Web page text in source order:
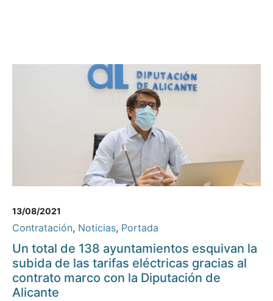
13/08/2021
Contratación, Noticias, Portada
Un total de 138 ayuntamientos esquivan la
subida de las tarifas eléctricas gracias al
contrato marco con la Diputación de
Alicante